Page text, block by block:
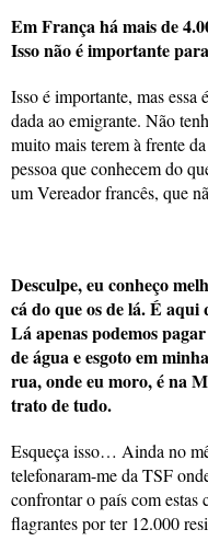
Em França há mais de
Isso não é importante
Isso é importante, mas essa
dada ao emigrante. Não
muito mais terem à frente
pessoa que conhecem do
um Vereador francês, que
Desculpe, eu conheço
cá do que os de lá. É aqui
Lá apenas podemos
de água e esgoto em
rua, onde eu moro, é na
trato de tudo.
Esqueça isso… Ainda no
telefonaram-me da TSF
confrontar o país com estas
flagrantes por ter 12.000